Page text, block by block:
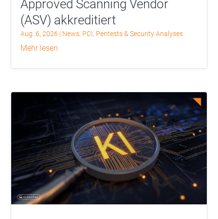
Approved Scanning Vendor
(ASV) akkreditiert
Aug. 6, 2026 | News, PCI, Pentests & Security Analyses
mehr lesen